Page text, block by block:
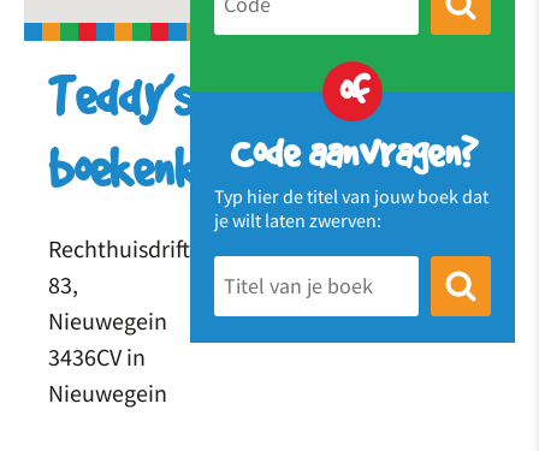
of
Code aanvragen?
Typ hier de titel van jouw boek dat
je wilt laten zwerven:
Teddy’s
boekenkast
Rechthuisdrift
83,
Nieuwegein
3436CV in
Nieuwegein